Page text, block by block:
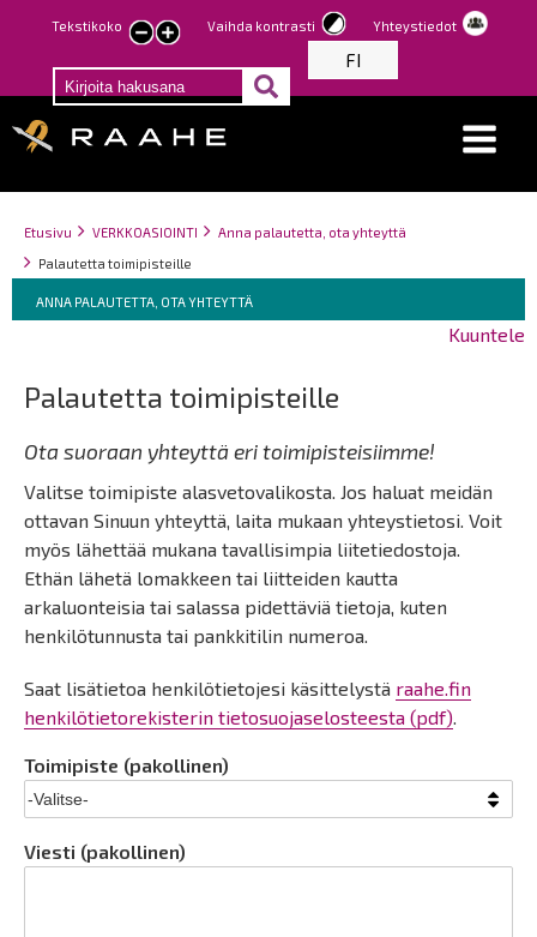
Hyppää
pääsisältöön
Tekstikoko
Pienennä
kokoa
Suurenna
kokoa
Vaihda kontrasti Yhteystiedot
FI
Breadcrumbs
You
are
Etusivu VERKKOASIOINTI
Anna palautetta, ota yhteyttä
Palautetta toimipisteille
Breadcrumbs
You
are
ANNA PALAUTETTA, OTA YHTEYTTÄ
Kuuntele
Palautetta toimipisteille
Ota suoraan yhteyttä eri toimipisteisiimme!
Valitse toimipiste alasvetovalikosta. Jos haluat meidän
ottavan Sinuun yhteyttä, laita mukaan yhteystietosi. Voit
myös lähettää mukana tavallisimpia liitetiedostoja.
Ethän lähetä lomakkeen tai liitteiden kautta
arkaluonteisia tai salassa pidettäviä tietoja, kuten
henkilötunnusta tai pankkitilin numeroa.
Saat lisätietoa henkilötietojesi käsittelystä raahe.fin
henkilötietorekisterin tietosuojaselosteesta (pdf).
Toimipiste (pakollinen)
Viesti (pakollinen)